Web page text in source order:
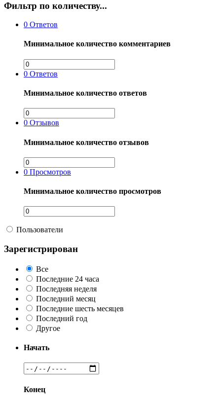
Фильтр по количеству...
0 Ответов
Минимальное количество комментариев
0 Ответов
Минимальное количество ответов
0 Отзывов
Минимальное количество отзывов
0 Просмотров
Минимальное количество просмотров
Пользователи
Зарегистрирован
Все
Последние 24 часа
Последняя неделя
Последний месяц
Последние шесть месяцев
Последний год
Другое
Начать
Конец